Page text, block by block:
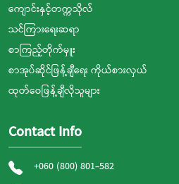
ကျောင်းနှင့်တက္ကသိုလ်
သင်ကြားရေးဆရာ
စာကြည့်တိုက်မှူး
စာအုပ်ဆိုင်ဖြန့်ချီရေး ကိုယ်စားလှယ်
ထုတ်ဝေဖြန့်ချီလိုသူများ
Contact Info
+060 (800) 801-582